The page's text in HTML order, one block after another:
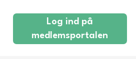
Log ind på
medlemsportalen